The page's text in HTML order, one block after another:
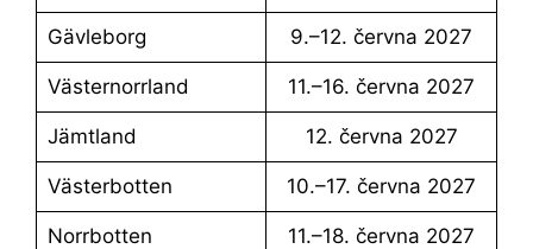
Gävleborg 9.–12. června 2027
Västernorrland 11.–16. června 2027
Jämtland 12. června 2027
Västerbotten 10.–17. června 2027
Norrbotten 11.–18. června 2027